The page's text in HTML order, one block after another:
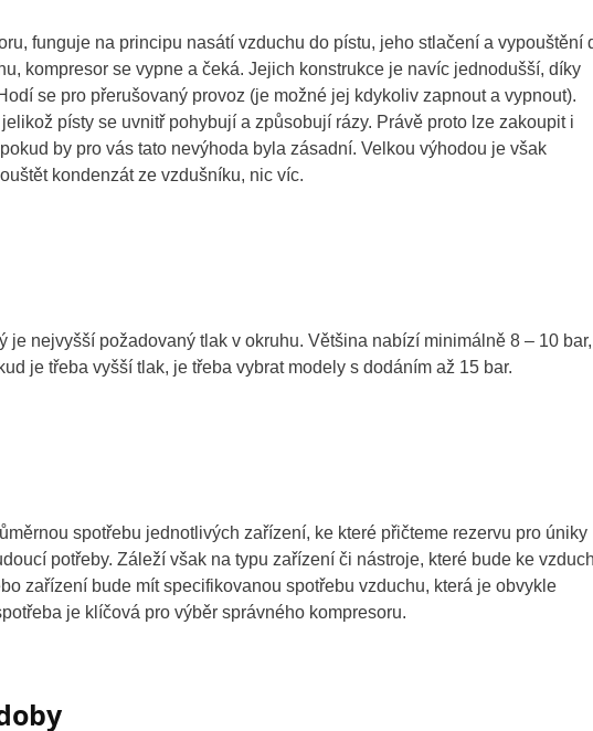
funguje na principu nasátí vzduchu do pístu, jeho stlačení a vypouštění
kompresor se vypne a čeká. Jejich konstrukce je navíc jednodušší, díky
se pro přerušovaný provoz (je možné jej kdykoliv zapnout a vypnout).
písty se uvnitř pohybují a způsobují rázy. Právě proto lze zakoupit i
by pro vás tato nevýhoda byla zásadní. Velkou výhodou je však
kondenzát ze vzdušníku, nic víc.
je nejvyšší požadovaný tlak v okruhu. Většina nabízí minimálně 8 – 10 bar,
je třeba vyšší tlak, je třeba vybrat modely s dodáním až 15 bar.
spotřebu jednotlivých zařízení, ke které přičteme rezervu pro úniky
potřeby. Záleží však na typu zařízení či nástroje, které bude ke
zařízení bude mít specifikovanou spotřebu vzduchu, která je obvykle
je klíčová pro výběr správného kompresoru.